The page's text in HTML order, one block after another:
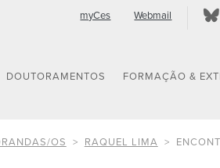
myCes Webmail
DOUTORAMENTOS FORMAÇÃO &
OS RAQUEL LIMA